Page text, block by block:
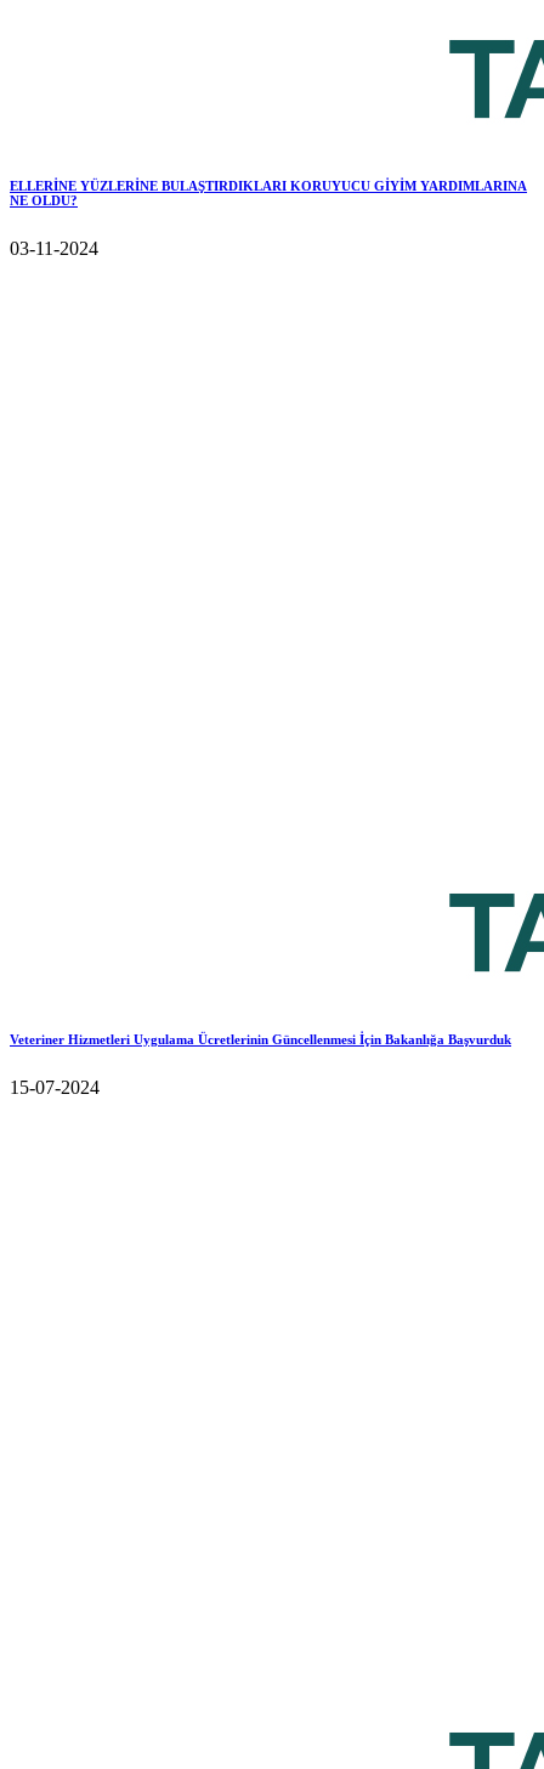
ELLERİNE YÜZLERİNE BULAŞTIRDIKLARI KORUYUCU GİYİM YARDIMLARINA
NE OLDU?
03-11-2024
Veteriner Hizmetleri Uygulama Ücretlerinin Güncellenmesi İçin Bakanlığa Başvurduk
15-07-2024